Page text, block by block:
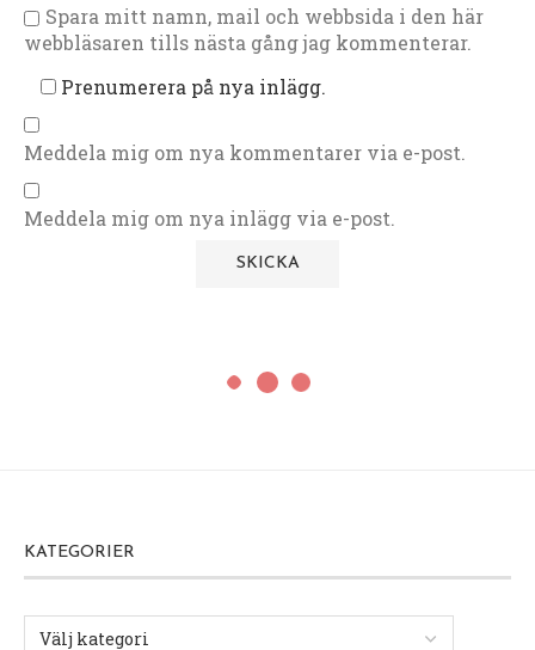
Spara mitt namn, mail och webbsida i den här
webbläsaren tills nästa gång jag kommenterar.
Prenumerera på nya inlägg.
Meddela mig om nya kommentarer via e-post.
Meddela mig om nya inlägg via e-post.
KATEGORIER